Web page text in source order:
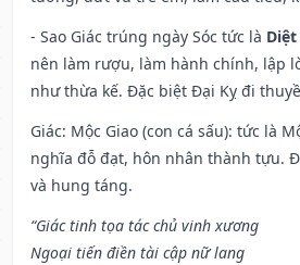
- Sao Giác trúng ngày Sóc tức là
nên làm rượu, làm hành chính, lập
như thừa kế. Đặc biệt Đại Kỵ đi
Giác: Mộc Giao (con cá sấu): tức là
nghĩa đỗ đạt, hôn nhân thành tựu.
và hung táng.
“Giác tinh tọa tác chủ vinh xương
Ngoại tiến điền tài cập nữ lang